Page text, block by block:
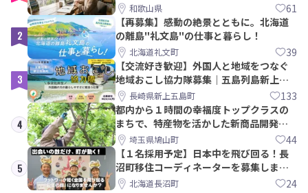
和歌山県 61
2
【再募集】感動の絶景とともに。北海道
の離島"礼文島"の仕事と暮らし！
北海道礼文町 39
3
【交流好き歓迎】外国人と地域をつなぐ
地域おこし協力隊募集｜五島列島新上五
島町長崎県新上五島町 133
4
都内から１時間の幸福度トップクラスの
まちで、特産物を活かした新商品開発＆
PRメンバー募集！
埼玉県鳩山町 44
5
【１名採用予定】日本中を飛び回る！長
沼町移住コーディネーターを募集しま
す！北海道長沼町 24